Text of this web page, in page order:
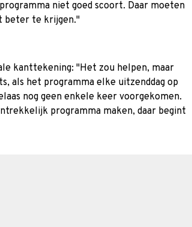
niet goed scoort. Daar moeten
beter te krijgen."
kanttekening: "Het zou helpen, maar
als het programma elke uitzenddag op
nog geen enkele keer voorgekomen.
programma maken, daar begint